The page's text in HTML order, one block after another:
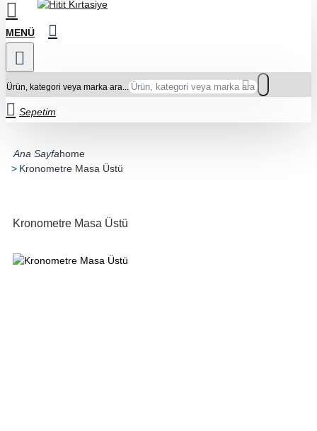
Ürün, kategori veya marka ara...
Sepetim
home
Kronometre Masa Üstü
Kronometre Masa Üstü